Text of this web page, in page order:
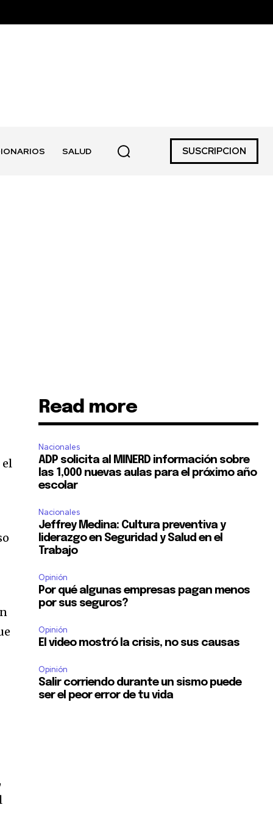
SALUD SUSCRIPCION
el
Read more
Nacionales
ADP solicita al MINERD información sobre
las 1,000 nuevas aulas para el próximo año
escolar
Nacionales
Jeffrey Medina: Cultura preventiva y
liderazgo en Seguridad y Salud en el
Trabajo
Opinión
Por qué algunas empresas pagan menos
por sus seguros?
Opinión
El video mostró la crisis, no sus causas
Opinión
Salir corriendo durante un sismo puede
ser el peor error de tu vida